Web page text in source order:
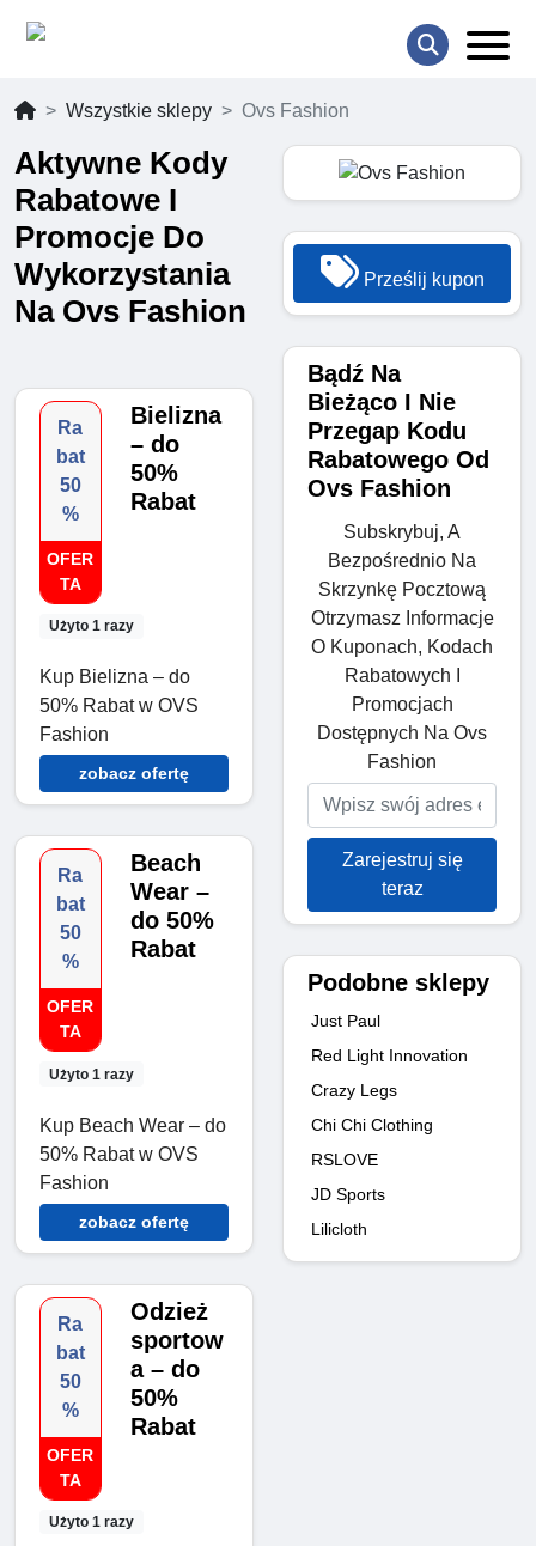
Wszystkie sklepy Ovs Fashion
Aktywne Kody
Rabatowe I
Promocje Do
Wykorzystania
Na Ovs Fashion
Ra
bat
50
%
OFER
TA
Użyto 1 razy
Bielizna
– do
50%
Rabat
Kup Bielizna – do
50% Rabat w OVS
Fashion
zobacz ofertę
Ra
bat
50
%
OFER
TA
Użyto 1 razy
Beach
Wear –
do 50%
Rabat
Kup Beach Wear – do
50% Rabat w OVS
Fashion
zobacz ofertę
Ra
bat
50
%
OFER
TA
Użyto 1 razy
Odzież
sportow
a – do
50%
Rabat
Prześlij kupon
Bądź Na
Bieżąco I Nie
Przegap Kodu
Rabatowego Od
Ovs Fashion
Subskrybuj, A
Bezpośrednio Na
Skrzynkę Pocztową
Otrzymasz Informacje
O Kuponach, Kodach
Rabatowych I
Promocjach
Dostępnych Na Ovs
Fashion
Zarejestruj się
teraz
Podobne sklepy
Just Paul
Red Light Innovation
Crazy Legs
Chi Chi Clothing
RSLOVE
JD Sports
Lilicloth